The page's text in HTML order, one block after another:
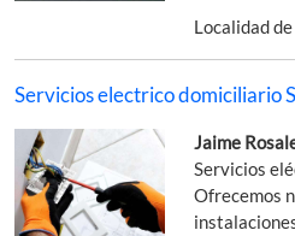
Localidad
Servicios electrico domiciliario
Jaime
Servicios
Ofrecemos